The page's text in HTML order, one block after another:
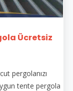
Ücretsiz
pergolanızı
tente pergola